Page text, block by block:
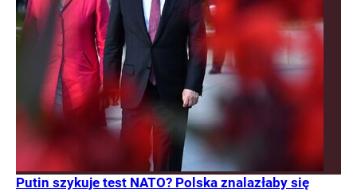
Putin szykuje test NATO? Polska znalazłaby się